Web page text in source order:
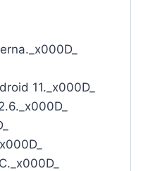
11._x000D_